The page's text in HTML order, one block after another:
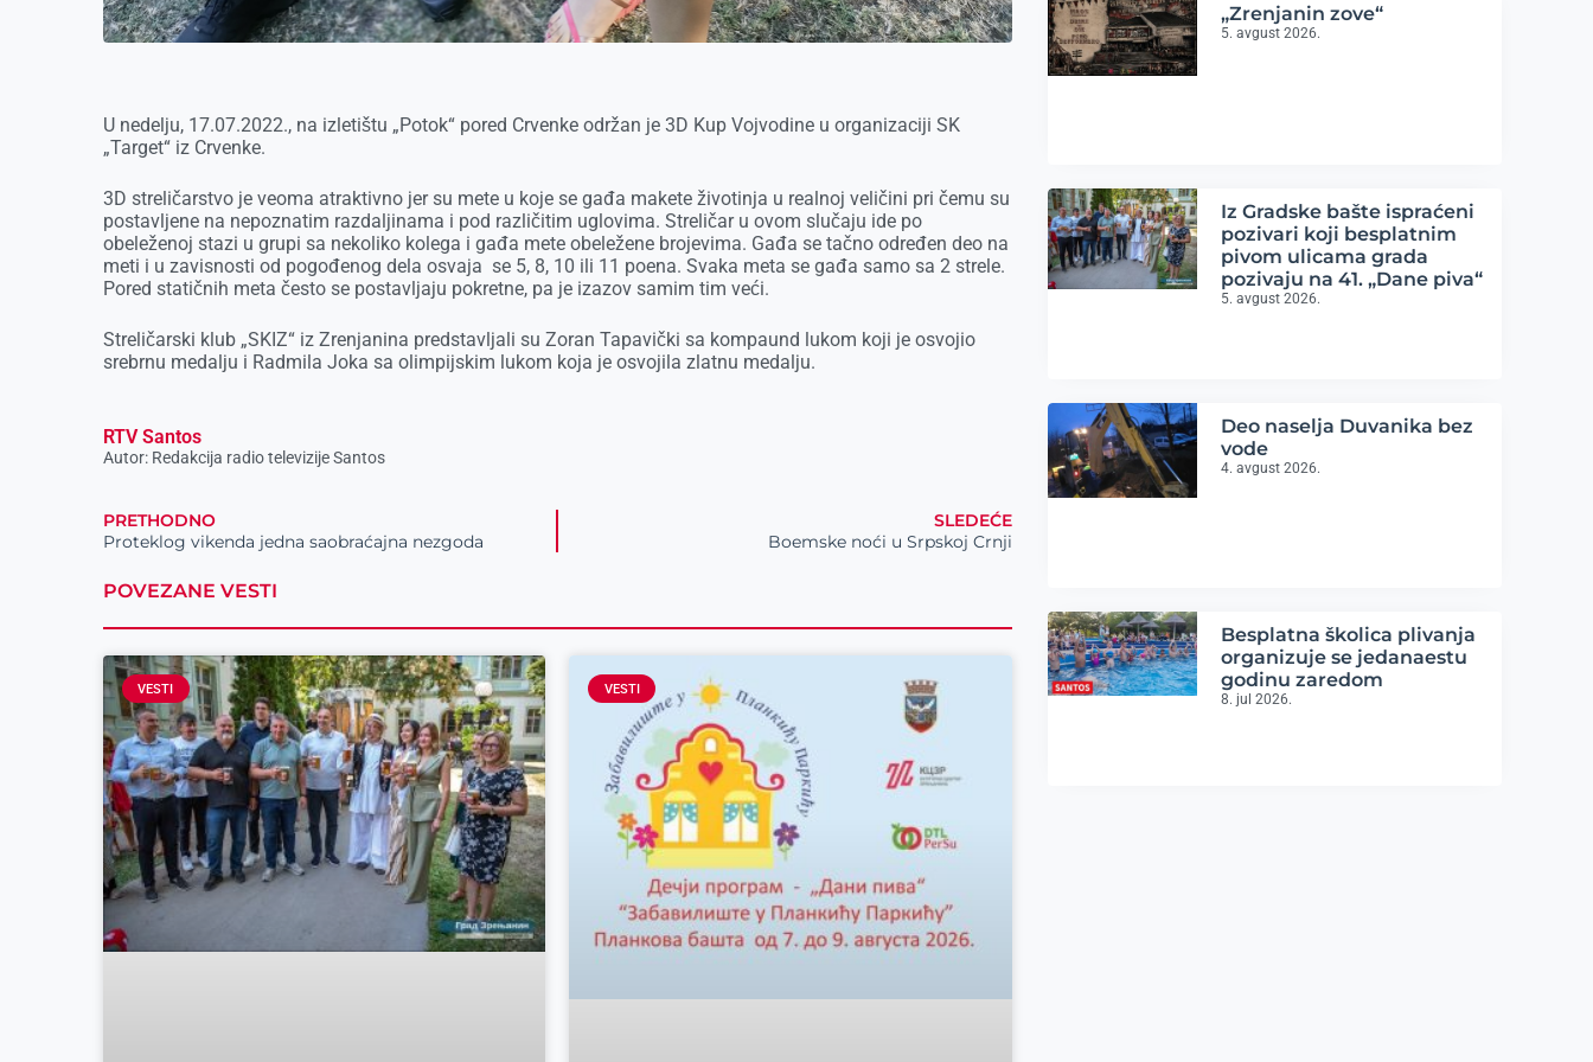
U nedelju, 17.07.2022., na izletištu „Potok“ pored Crvenke održan je 3D Kup Vojvodine u organizaciji SK
„Target“ iz Crvenke.
3D streličarstvo je veoma atraktivno jer su mete u koje se gađa makete životinja u realnoj veličini pri čemu su
postavljene na nepoznatim razdaljinama i pod različitim uglovima. Streličar u ovom slučaju ide po
obeleženoj stazi u grupi sa nekoliko kolega i gađa mete obeležene brojevima. Gađa se tačno određen deo na
meti i u zavisnosti od pogođenog dela osvaja se 5, 8, 10 ili 11 poena. Svaka meta se gađa samo sa 2 strele.
Pored statičnih meta često se postavljaju pokretne, pa je izazov samim tim veći.
Streličarski klub „SKIZ“ iz Zrenjanina predstavljali su Zoran Tapavički sa kompaund lukom koji je osvojio
srebrnu medalju i Radmila Joka sa olimpijskim lukom koja je osvojila zlatnu medalju.
RTV Santos
Autor: Redakcija radio televizije Santos
PRETHODNO
Proteklog vikenda jedna saobraćajna nezgoda
SLEDEĆE
Boemske noći u Srpskoj Crnji
POVEZANE VESTI
VESTI VESTI
„Zrenjanin zove“
5. avgust 2026.
Iz Gradske bašte ispraćeni
pozivari koji besplatnim
pivom ulicama grada
pozivaju na 41. „Dane piva“
5. avgust 2026.
Deo naselja Duvanika bez
vode
4. avgust 2026.
Besplatna školica plivanja
organizuje se jedanaestu
godinu zaredom
8. jul 2026.